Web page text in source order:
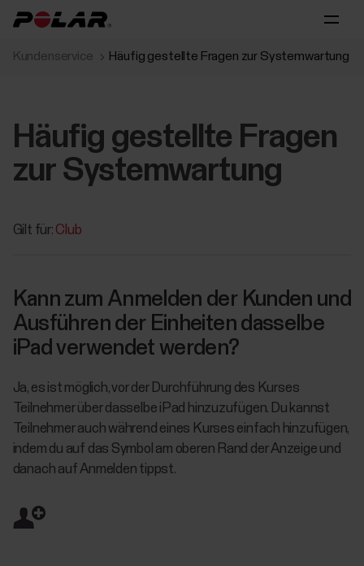
Kundenservice Häufig gestellte Fragen zur Systemwartung
Häufig gestellte Fragen
zur Systemwartung
Gilt für: Club
Kann zum Anmelden der Kunden und
Ausführen der Einheiten dasselbe
iPad verwendet werden?
Ja, es ist möglich, vor der Durchführung des Kurses
Teilnehmer über dasselbe iPad hinzuzufügen. Du kannst
Teilnehmer auch während eines Kurses einfach hinzufügen,
indem du auf das Symbol am oberen Rand der Anzeige und
danach auf Anmelden tippst.